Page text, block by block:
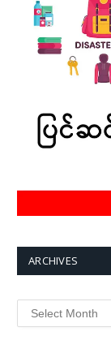
ARCHIVES
Archives